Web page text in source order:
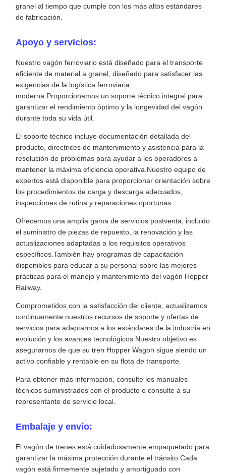
granel al tiempo que cumple con los más altos estándares
de fabricación.
Apoyo y servicios:
Nuestro vagón ferroviario está diseñado para el transporte
eficiente de material a granel, diseñado para satisfacer las
exigencias de la logística ferroviaria
moderna.Proporcionamos un soporte técnico integral para
garantizar el rendimiento óptimo y la longevidad del vagón
durante toda su vida útil.
El soporte técnico incluye documentación detallada del
producto, directrices de mantenimiento y asistencia para la
resolución de problemas para ayudar a los operadores a
mantener la máxima eficiencia operativa.Nuestro equipo de
expertos está disponible para proporcionar orientación sobre
los procedimientos de carga y descarga adecuados,
inspecciones de rutina y reparaciones oportunas.
Ofrecemos una amplia gama de servicios postventa, incluido
el suministro de piezas de repuesto, la renovación y las
actualizaciones adaptadas a los requisitos operativos
específicos.También hay programas de capacitación
disponibles para educar a su personal sobre las mejores
prácticas para el manejo y mantenimiento del vagón Hopper
Railway.
Comprometidos con la satisfacción del cliente, actualizamos
continuamente nuestros recursos de soporte y ofertas de
servicios para adaptarnos a los estándares de la industria en
evolución y los avances tecnológicos.Nuestro objetivo es
asegurarnos de que su tren Hopper Wagon sigue siendo un
activo confiable y rentable en su flota de transporte.
Para obtener más información, consulte los manuales
técnicos suministrados con el producto o consulte a su
representante de servicio local.
Embalaje y envío:
El vagón de trenes está cuidadosamente empaquetado para
garantizar la máxima protección durante el tránsito.Cada
vagón está firmemente sujetado y amortiguado con